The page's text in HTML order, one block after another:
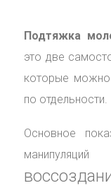
Подтяжка
это две
которые можно
по отдельности.
Основное